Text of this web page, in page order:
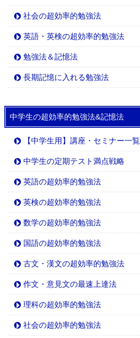
社会の超効率的勉強法
英語・英検の超効率的勉強法
勉強法＆記憶法
長期記憶に入れる勉強法
中学生の超効率的勉強法&記憶法
【中学生用】講座・セミナー一覧
中学生の定期テスト満点戦略
英語の超効率的勉強法
英検の超効率的勉強法
数学の超効率的勉強法
国語の超効率的勉強法
古文・漢文の超効率的勉強法
作文・意見文の最速上達法
理科の超効率的勉強法
社会の超効率的勉強法